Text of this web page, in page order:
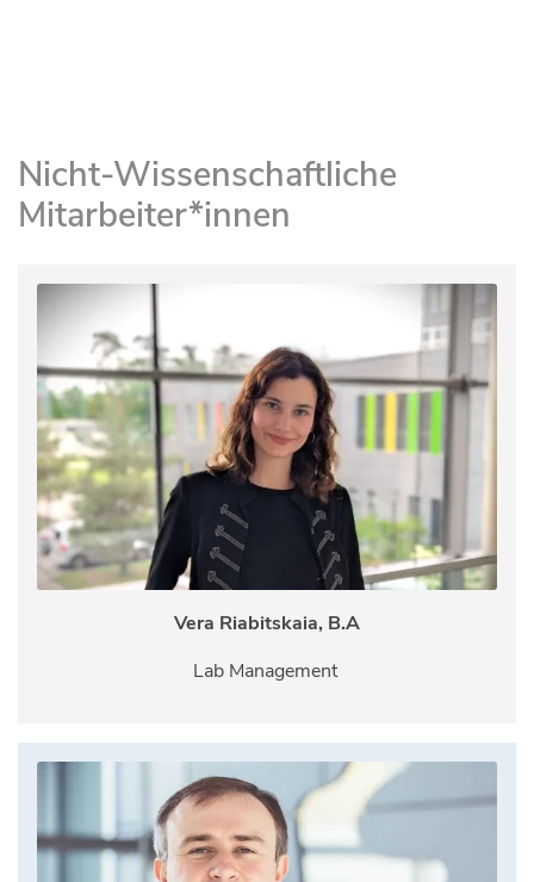
Nicht-Wissenschaftliche
Mitarbeiter*innen
Vera Riabitskaia, B.A
Lab Management